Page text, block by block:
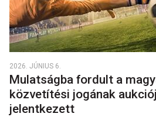
2026. JÚNIUS 6.
Mulatságba fordult a
közvetítési jogának
jelentkezett